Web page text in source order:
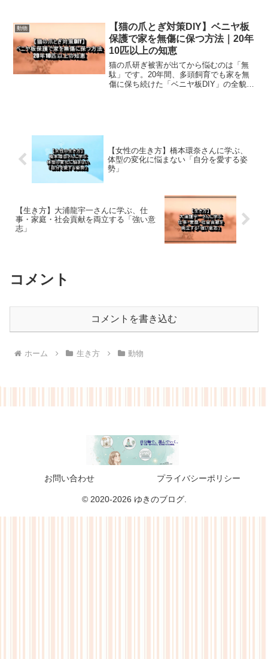
ハウを解説します。
動物
【猫の爪とぎ対策DIY】ベニヤ板
保護で家を無傷に保つ方法｜20年
10匹以上の知恵
猫の爪研ぎ被害が出てから悩むのは「無
駄」です。20年間、多頭飼育でも家を無
傷に保ち続けた「ベニヤ板DIY」の全貌を
【女性の生き方】橋本環奈さんに学ぶ、
体型の変化に悩まない「自分を愛する姿
勢」
【生き方】大浦龍宇一さんに学ぶ、仕
事・家庭・社会貢献を両立する「強い意
志」
コメント
コメントを書き込む
ホーム 生き方 動物
お問い合わせ プライバシーポリシー
© 2020-2026 ゆきのブログ.